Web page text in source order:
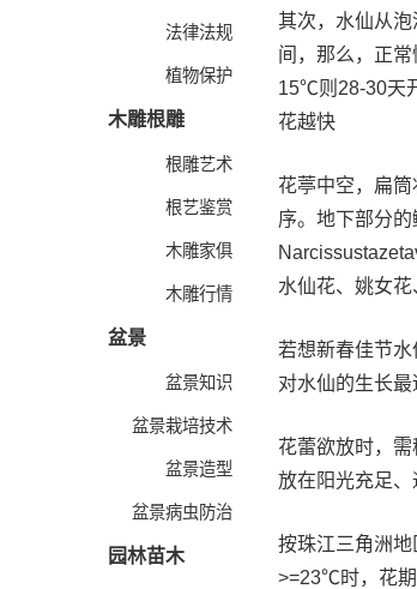
法律法规
植物保护
木雕根雕
根雕艺术
根艺鉴赏
木雕家俱
木雕行情
盆景
盆景知识
盆景栽培技术
盆景造型
盆景病虫防治
园林苗木
其次，水仙从
间，那么，正
15℃则28-30天
花越快
花葶中空，扁
序。地下部分
水仙花、姚女
若想新春佳节
对水仙的生长最
花蕾欲放时，
放在阳光充足
按珠江三角洲
>=23℃时，花